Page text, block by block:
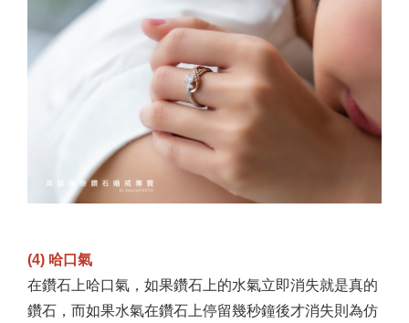
(4) 哈口氣
在鑽石上哈口氣，如果鑽石上的水氣立即消失就是真的
鑽石，而如果水氣在鑽石上停留幾秒鐘後才消失則為仿